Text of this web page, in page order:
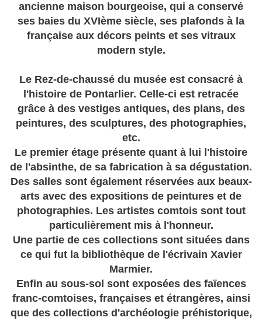
ancienne maison bourgeoise, qui a conservé
ses baies du XVIème siècle, ses plafonds à la
française aux décors peints et ses vitraux
modern style.
Le Rez-de-chaussé du musée est consacré à
l'histoire de Pontarlier. Celle-ci est retracée
grâce à des vestiges antiques, des plans, des
peintures, des sculptures, des photographies,
etc.
Le premier étage présente quant à lui l'histoire
de l'absinthe, de sa fabrication à sa dégustation.
Des salles sont également réservées aux beaux-
arts avec des expositions de peintures et de
photographies. Les artistes comtois sont tout
particulièrement mis à l'honneur.
Une partie de ces collections sont situées dans
ce qui fut la bibliothèque de l'écrivain Xavier
Marmier.
Enfin au sous-sol sont exposées des faïences
franc-comtoises, françaises et étrangères, ainsi
que des collections d'archéologie préhistorique,